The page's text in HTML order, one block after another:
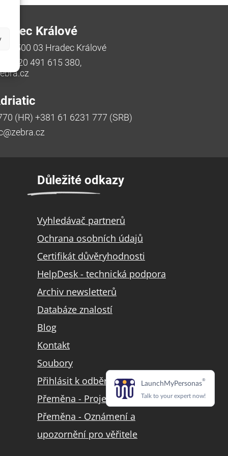
Králové
500 03 Hradec Králové
+420 491 615 380,
(HR) +381 61 6231 777 (SRB)
Důležité odkazy
Vyhledávač partnerů
Ochrana osobních údajů
Certifikát důvěryhodnosti
HelpDesk - technická podpora
Archiv newsletterů
Databáze znalostí
Blog
Kontakt
Soubory
Přihlásit k odběru LinkedIn
Přeměna - Projekt přeměny
Přeměna - Oznámení a
upozornění pro věřitele